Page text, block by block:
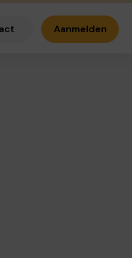
Aanmelden